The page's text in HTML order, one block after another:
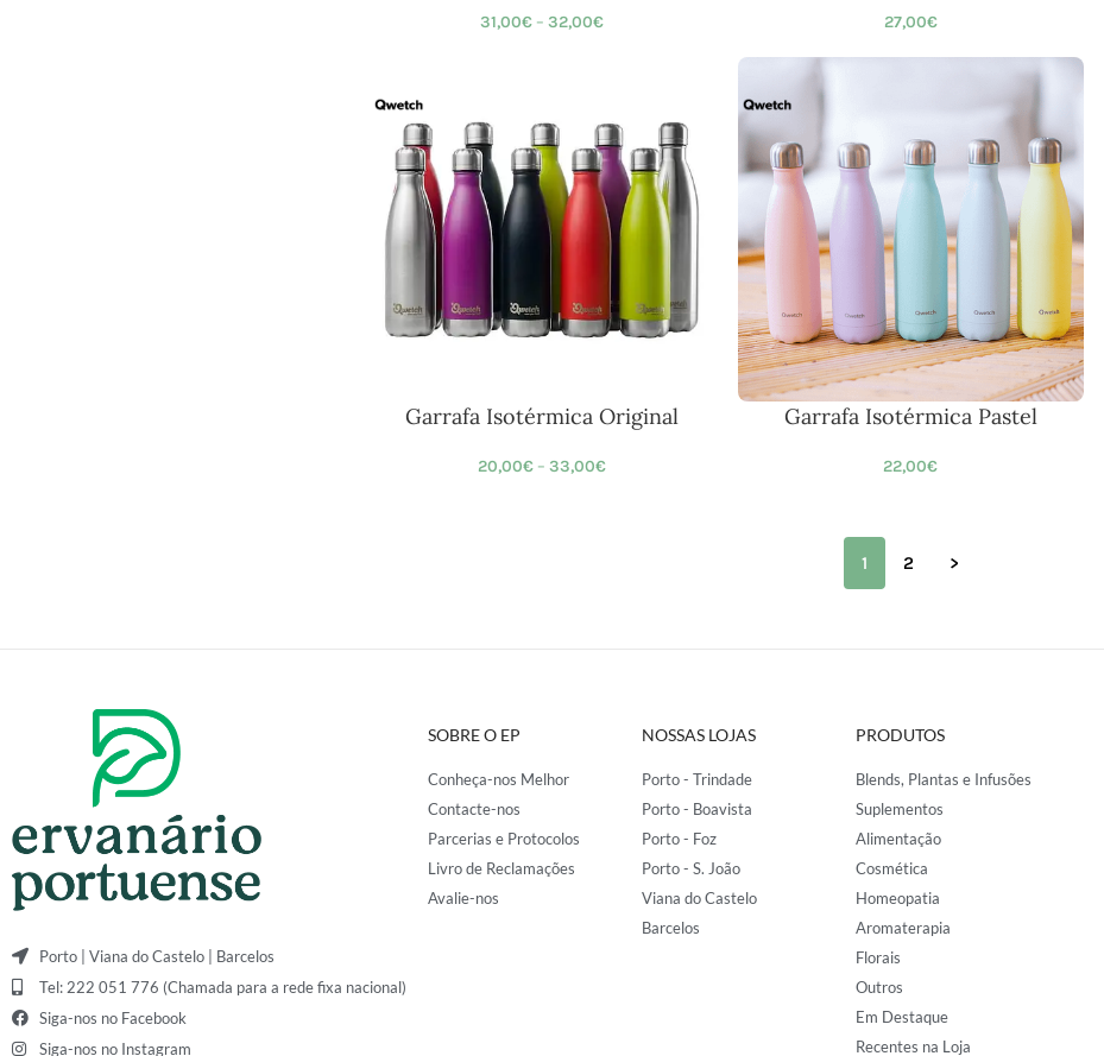
31,00€ – 32,00€ 27,00€
Garrafa Isotérmica Original
20,00€ – 33,00€
Garrafa Isotérmica Pastel
22,00€
1 2 >
Porto | Viana do Castelo | Barcelos
Tel: 222 051 776 (Chamada para a rede fixa nacional)
Siga-nos no Facebook
Siga-nos no Instagram
SOBRE O EP
Conheça-nos Melhor
Contacte-nos
Parcerias e Protocolos
Livro de Reclamações
Avalie-nos
NOSSAS LOJAS
Porto - Trindade
Porto - Boavista
Porto - Foz
Porto - S. João
Viana do Castelo
Barcelos
PRODUTOS
Blends, Plantas e Infusões
Suplementos
Alimentação
Cosmética
Homeopatia
Aromaterapia
Florais
Outros
Em Destaque
Recentes na Loja